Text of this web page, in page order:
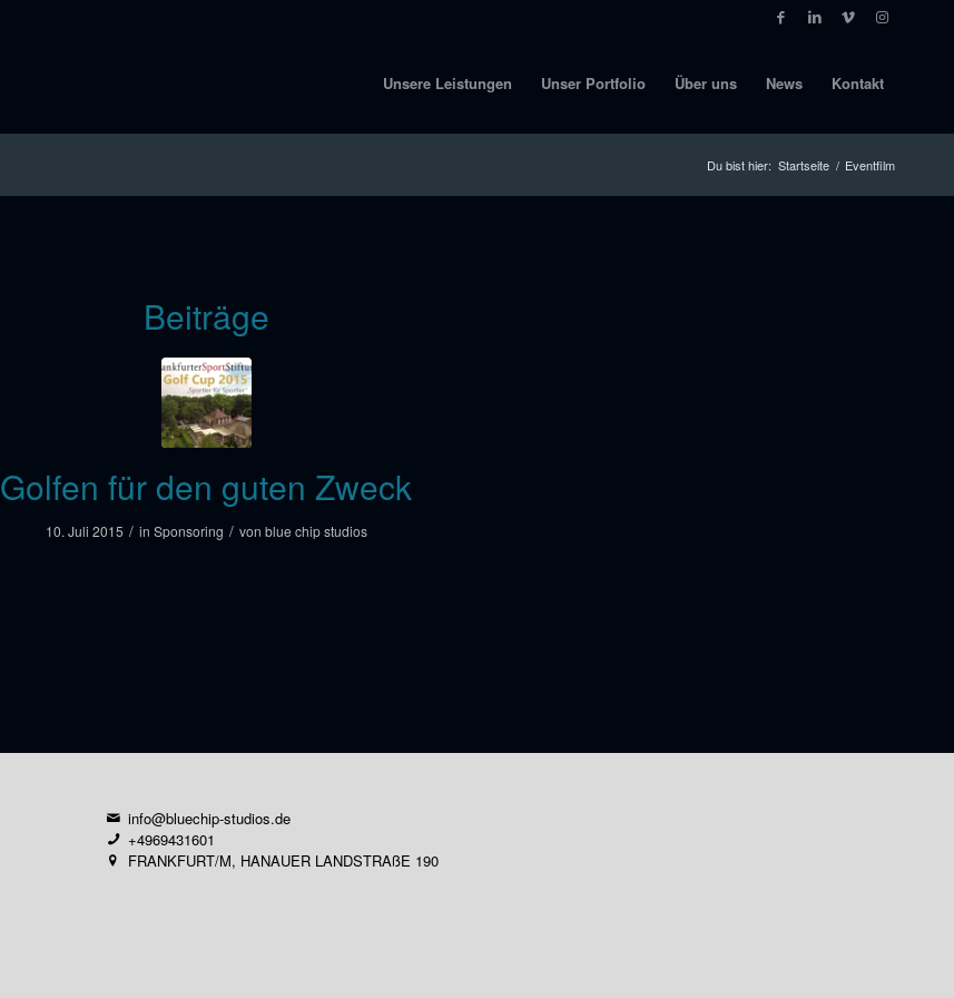
Unsere Leistungen Unser Portfolio Über uns News Kontakt
Du bist hier: Startseite / Eventfilm
Beiträge
Golfen für den guten Zweck
10. Juli 2015 / in Sponsoring / von blue chip studios
info@bluechip-studios.de
+4969431601
FRANKFURT/M, HANAUER LANDSTRAßE 190